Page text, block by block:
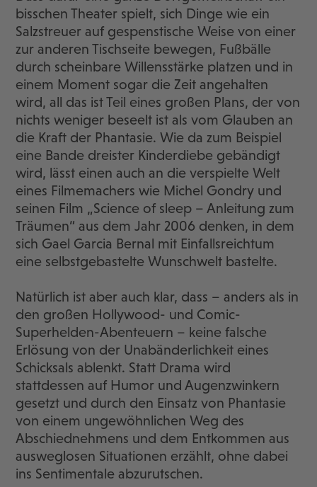
bisschen Theater spielt, sich Dinge wie ein
Salzstreuer auf gespenstische Weise von einer
zur anderen Tischseite bewegen, Fußbälle
durch scheinbare Willensstärke platzen und in
einem Moment sogar die Zeit angehalten
wird, all das ist Teil eines großen Plans, der von
nichts weniger beseelt ist als vom Glauben an
die Kraft der Phantasie. Wie da zum Beispiel
eine Bande dreister Kinderdiebe gebändigt
wird, lässt einen auch an die verspielte Welt
eines Filmemachers wie Michel Gondry und
seinen Film „Science of sleep – Anleitung zum
Träumen“ aus dem Jahr 2006 denken, in dem
sich Gael Garcia Bernal mit Einfallsreichtum
eine selbstgebastelte Wunschwelt bastelte.
Natürlich ist aber auch klar, dass – anders als in
den großen Hollywood- und Comic-
Superhelden-Abenteuern – keine falsche
Erlösung von der Unabänderlichkeit eines
Schicksals ablenkt. Statt Drama wird
stattdessen auf Humor und Augenzwinkern
gesetzt und durch den Einsatz von Phantasie
von einem ungewöhnlichen Weg des
Abschiednehmens und dem Entkommen aus
ausweglosen Situationen erzählt, ohne dabei
ins Sentimentale abzurutschen.